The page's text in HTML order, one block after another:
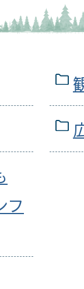
フ